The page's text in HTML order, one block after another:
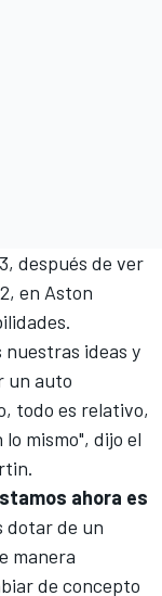
después de ver
en Aston
ideas y
un auto
todo es relativo,
mismo", dijo el
ahora es
dotar de un
manera
de concepto